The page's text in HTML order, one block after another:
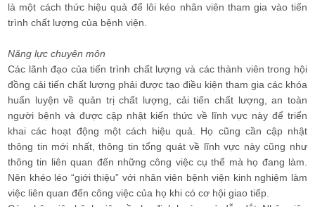
là một cách thức hiệu quả để lôi kéo nhân viên tham gia vào tiến
trình chất lượng của bệnh viện.
Năng lực chuyên môn
Các lãnh đạo của tiến trình chất lượng và các thành viên trong hội
đồng cải tiến chất lượng phải được tạo điều kiện tham gia các khóa
huấn luyện về quản trị chất lượng, cải tiến chất lượng, an toàn
người bệnh và được cập nhật kiến thức về lĩnh vực này để triển
khai các hoạt động một cách hiệu quả. Họ cũng cần cập nhật
thông tin mới nhất, thông tin tổng quát về lĩnh vực này cũng như
thông tin liên quan đến những công việc cụ thể mà họ đang làm.
Nên khéo léo “giới thiệu” với nhân viên bệnh viện kinh nghiệm làm
việc liên quan đến công việc của họ khi có cơ hội giao tiếp.